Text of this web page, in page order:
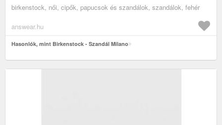
birkenstock, női, cipők, papucsok és szandálok, szandálok, fehér
answear.hu
Hasonlók, mint Birkenstock - Szandál Milano